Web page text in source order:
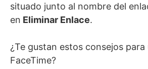
situado junto al nombre del
en Eliminar Enlace.
¿Te gustan estos consejos para
FaceTime?